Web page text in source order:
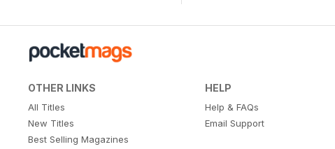
OTHER LINKS
All Titles
New Titles
Best Selling Magazines
HELP
Help & FAQs
Email Support